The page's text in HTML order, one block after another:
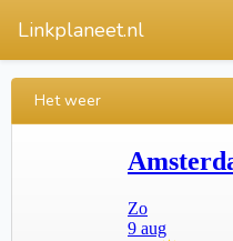
Linkplaneet.nl
Het weer